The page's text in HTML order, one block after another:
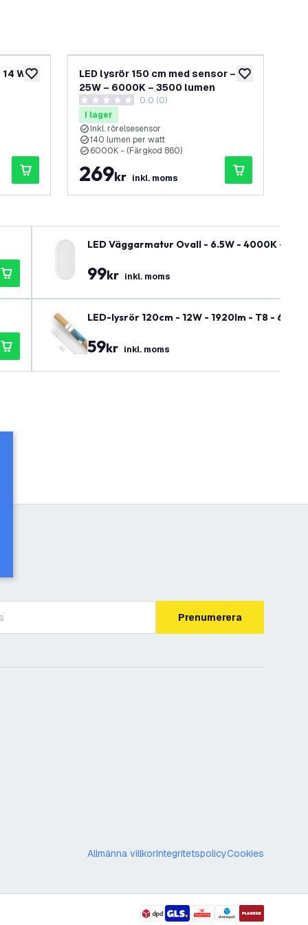
i varukorgen
lägg till i
lägg till i önskelistan
W –
lägg till i
LED lysrör 150 cm med sensor –
25W – 6000K – 3500 lumen
0 stjärnbetyg 0.0 (0)
I lager
Inkl. rörelsesensor
140 lumen per watt
6000K - (Färgkod 860)
269kr inkl. moms
LED Väggarmatur Ovall - 6.5W - 4000K -
99kr inkl. moms
LED-lysrör 120cm - 12W - 1920lm - T8 -
59kr inkl. moms
Prenumerera
Allmänna villkorIntegritetspolicyCookies
shipment methods